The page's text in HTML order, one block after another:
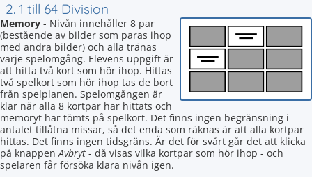
2. 1 till 64 Division
Memory - Nivån innehåller 8 par
(bestående av bilder som paras ihop
med andra bilder) och alla tränas
varje spelomgång. Elevens uppgift är
att hitta två kort som hör ihop. Hittas
två spelkort som hör ihop tas de bort
från spelplanen. Spelomgången är
klar när alla 8 kortpar har hittats och
memoryt har tömts på spelkort. Det finns ingen begränsning i
antalet tillåtna missar, så det enda som räknas är att alla kortpar
hittas. Det finns ingen tidsgräns. Är det för svårt går det att klicka
på knappenAvbryt - då visas vilka kortpar som hör ihop - och
spelaren får försöka klara nivån igen.